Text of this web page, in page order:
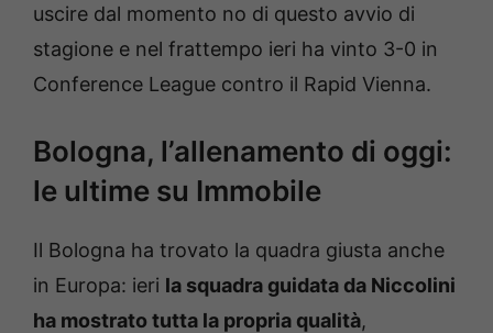
uscire dal momento no di questo avvio di
stagione e nel frattempo ieri ha vinto 3-0 in
Conference League contro il Rapid Vienna.
Bologna, l’allenamento di oggi:
le ultime su Immobile
Il Bologna ha trovato la quadra giusta anche
in Europa: ieri la squadra guidata da Niccolini
ha mostrato tutta la propria qualità,